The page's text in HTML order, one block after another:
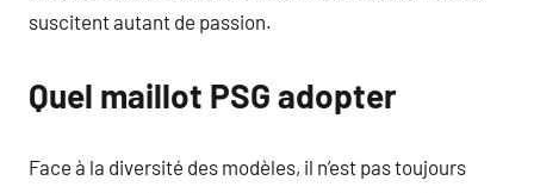
suscitent autant de passion.
Quel maillot PSG adopter
Face à la diversité des modèles, il n’est pas toujours